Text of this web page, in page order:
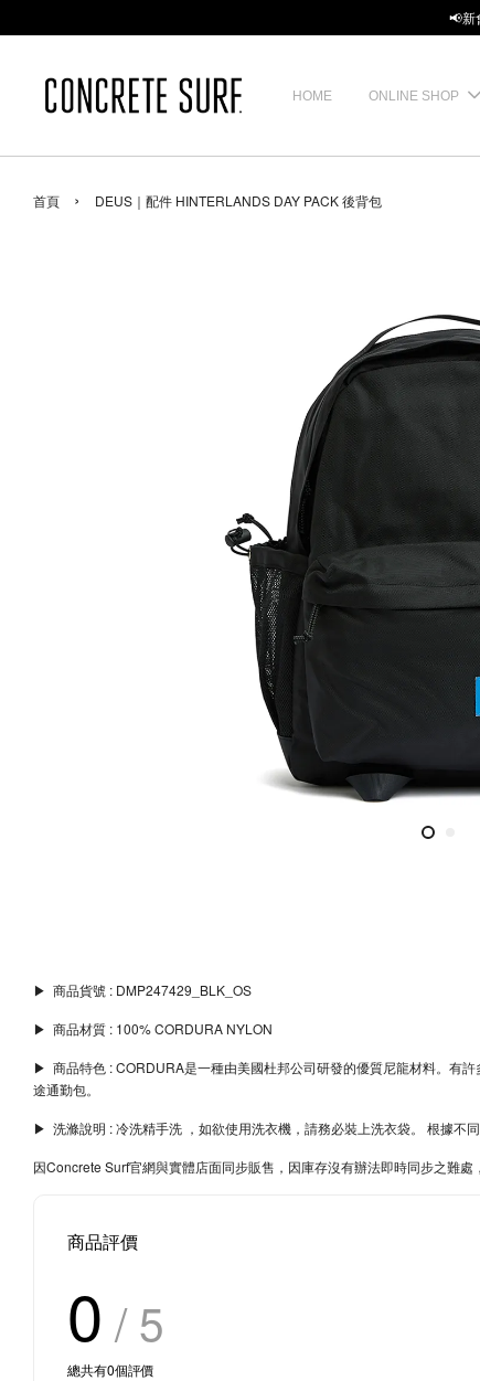
📢新
HOME ONLINE SHOP
首頁 › DEUS｜配件 HINTERLANDS DAY PACK 後背包
▶︎ 商品貨號 : DMP247429_BLK_OS
▶︎ 商品材質 : 100% CORDURA NYLON
▶︎ 商品特色 : CORDURA是一種由美國杜邦公司研發的優質尼龍材料。有
途通勤包。
▶︎ 洗滌說明 : 冷洗精手洗 ，如欲使用洗衣機，請務必裝上洗衣袋。 根據不
因Concrete Surf官網與實體店面同步販售，因庫存沒有辦法即時同步之難
商品評價
0 / 5
總共有0個評價